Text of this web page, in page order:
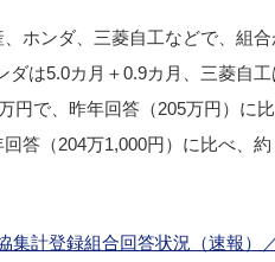
ホンダ、三菱自工などで、組
ダは5.0カ月＋0.9カ月、三菱自
円で、昨年回答（205万円）に
答（204万1,000円）に比べ、
集計登録組合回答状況（速報）